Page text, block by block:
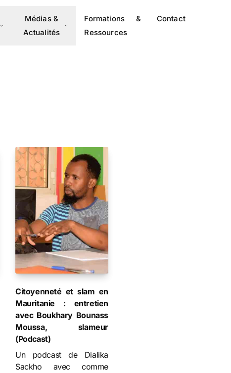
Médias &
Actualités
Formations &
Ressources
Contact
Citoyenneté et slam en
Mauritanie : entretien
avec Boukhary Bounass
Moussa, slameur
(Podcast)
Un podcast de Dialika
Sackho avec comme